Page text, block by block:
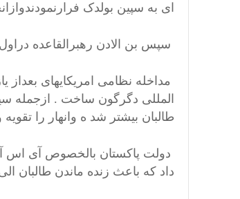
ای به سپین بولدک
سپس بن الادن رهبرالقاعده دراول می 2011 توسط نیروهای نظامی امریکایی درایبت
المللی دگرگون ساخت . ازجمله
طالبان بیشتر شد ه وانهار را
دولت پاکستان بالخصوص آی اس
داد که باعث زنده ماندن طالبان